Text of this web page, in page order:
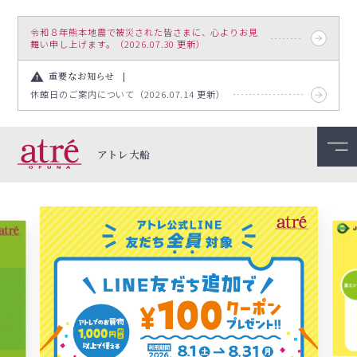
令和８年熊本地震で被災された皆さまに、心よりお見
舞い申し上げます。（2026.07.30 更新）
重要なお知らせ
休館日のご案内について（2026.07.14 更新）
アトレ大船